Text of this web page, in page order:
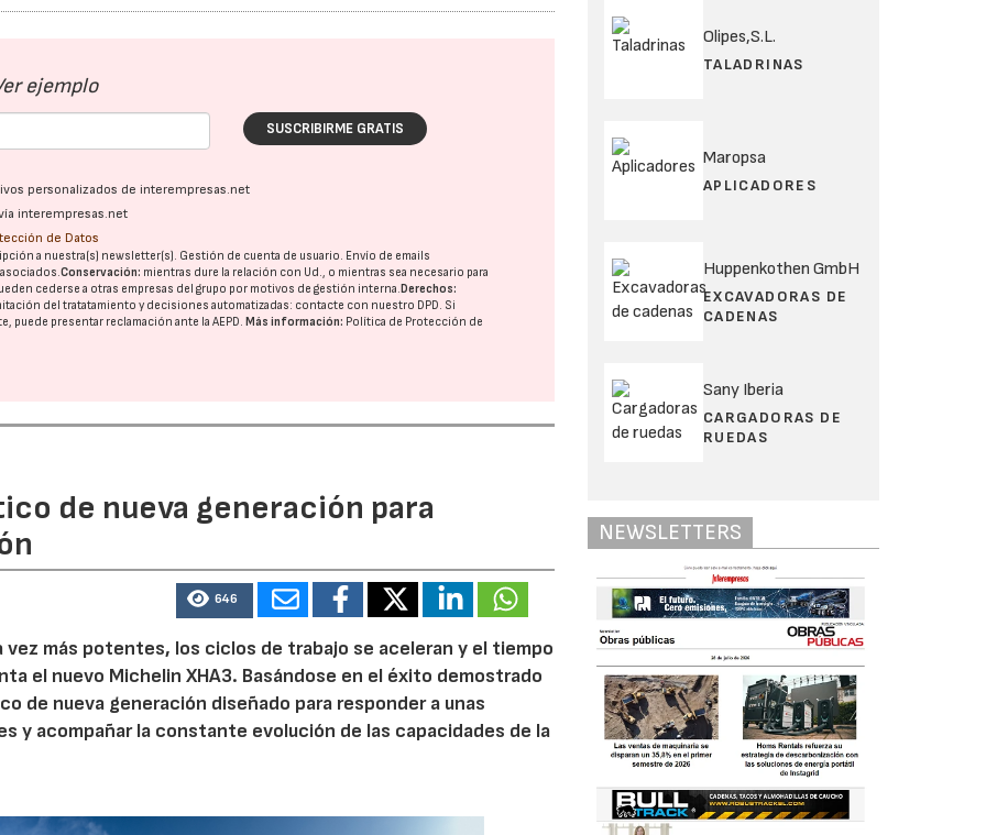
ejemplo
SUSCRIBIRME GRATIS
personalizados de interempresas.net
interempresas.net
de Datos
a nuestra(s) newsletter(s). Gestión de cuenta de usuario. Envío de emails
Conservación: mientras dure la relación con Ud., o mientras sea necesario para
cederse a otras empresas del grupo por motivos de gestión interna.Derechos:
del tratatamiento y decisiones automatizadas: contacte con nuestro DPD. Si
puede presentar reclamación ante laAEPD.Más información: Política de Protección de
de nueva generación para
646
vez más potentes, los ciclos de trabajo se aceleran y el tiempo
el nuevo Michelin XHA3. Basándose en el éxito demostrado
de nueva generación diseñado para responder a unas
y acompañar la constante evolución de las capacidades de la
Olipes,S.L.
TALADRINAS
Maropsa
APLICADORES
Huppenkothen GmbH
EXCAVADORAS DE
CADENAS
Sany Iberia
CARGADORAS DE
RUEDAS
NEWSLETTERS